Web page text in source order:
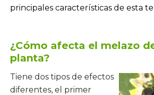
principales características de esta
¿Cómo afecta el melazo
planta?
Tiene dos tipos de efectos
diferentes, el primer